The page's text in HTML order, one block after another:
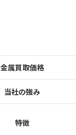
金属買取価格
当社の強み
特徴